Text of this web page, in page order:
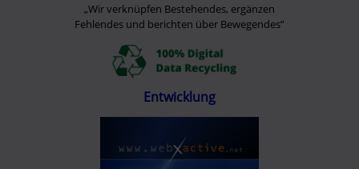
„Wir verknüpfen Bestehendes, ergänzen
Fehlendes und berichten über Bewegendes”
Entwicklung